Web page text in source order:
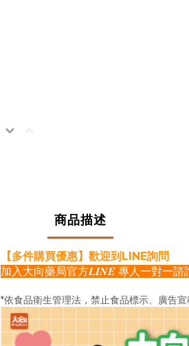
商品描述
【多件購買優惠】歡迎到LINE詢問
加入大向藥局官方𝑳𝑰𝑵𝑬 專⼈一對一諮
*依食品衛生管理法，禁止食品標示、廣告宣